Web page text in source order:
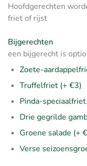
Hoofdgerechten
friet of rijst
Bijgerechten
een bijgerecht is
Zoete-
Truffelfriet (+ €3)
Pinda-
Drie gegrilde
Groene salade (+
Verse